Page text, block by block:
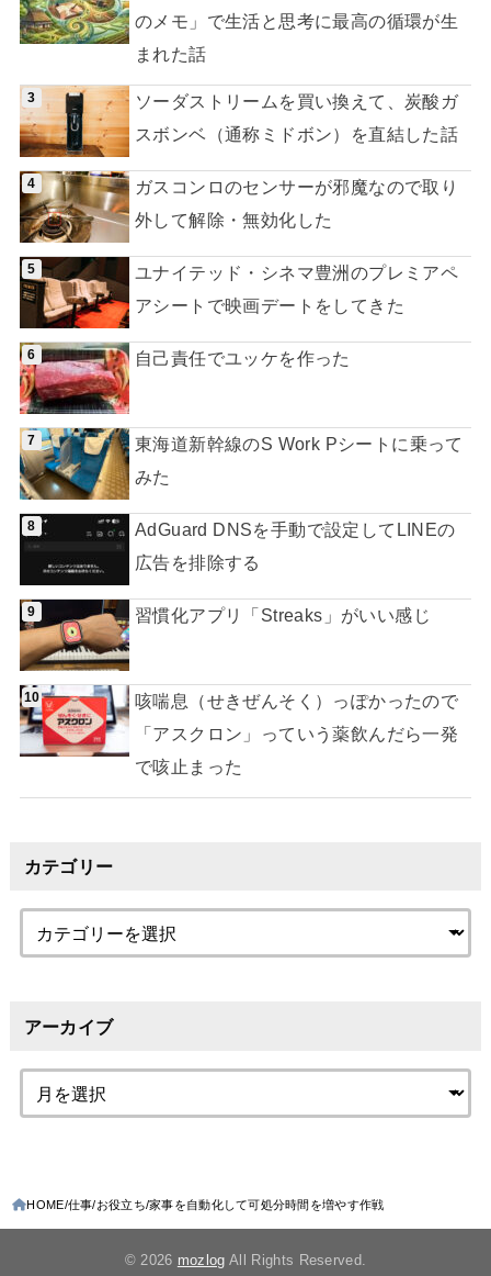
のメモ」で生活と思考に最高の循環が生
まれた話
ソーダストリームを買い換えて、炭酸ガ
スボンベ（通称ミドボン）を直結した話
ガスコンロのセンサーが邪魔なので取り
外して解除・無効化した
ユナイテッド・シネマ豊洲のプレミアペ
アシートで映画デートをしてきた
自己責任でユッケを作った
東海道新幹線のS Work Pシートに乗って
みた
AdGuard DNSを手動で設定してLINEの
広告を排除する
習慣化アプリ「Streaks」がいい感じ
咳喘息（せきぜんそく）っぽかったので
「アスクロン」っていう薬飲んだら一発
で咳止まった
カテゴリー
アーカイブ
HOME 仕事 お役立ち 家事を自動化して可処分時間を増やす作戦
© 2026 mozlog All Rights Reserved.